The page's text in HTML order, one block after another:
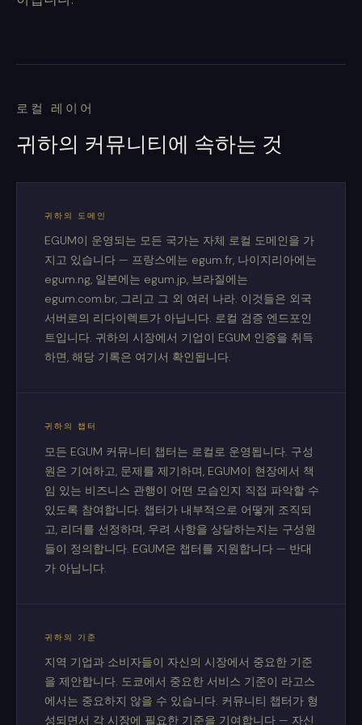
로컬 레이어
귀하의 커뮤니티에 속하는 것
귀하의 도메인
EGUM이 운영되는 모든 국가는 자체 로컬 도메인을 가
지고 있습니다 — 프랑스에는 egum.fr, 나이지리아에는
egum.ng, 일본에는 egum.jp, 브라질에는
egum.com.br, 그리고 그 외 여러 나라. 이것들은 외국
서버로의 리다이렉트가 아닙니다. 로컬 검증 엔드포인
트입니다. 귀하의 시장에서 기업이 EGUM 인증을 취득
하면, 해당 기록은 여기서 확인됩니다.
귀하의 챕터
모든 EGUM 커뮤니티 챕터는 로컬로 운영됩니다. 구성
원은 기여하고, 문제를 제기하며, EGUM이 현장에서 책
임 있는 비즈니스 관행이 어떤 모습인지 직접 파악할 수
있도록 참여합니다. 챕터가 내부적으로 어떻게 조직되
고, 리더를 선정하며, 우려 사항을 상달하는지는 구성원
들이 정의합니다. EGUM은 챕터를 지원합니다 — 반대
가 아닙니다.
귀하의 기준
지역 기업과 소비자들이 자신의 시장에서 중요한 기준
을 제안합니다. 도쿄에서 중요한 서비스 기준이 라고스
에서는 중요하지 않을 수 있습니다. 커뮤니티 챕터가 형
성되면서 각 시장에 필요한 기준을 기여합니다 — 자신